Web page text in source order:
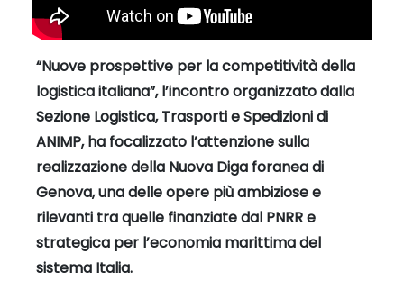
“Nuove prospettive per la competitività della
logistica italiana”, l’incontro organizzato dalla
Sezione Logistica, Trasporti e Spedizioni di
ANIMP, ha focalizzato l’attenzione sulla
realizzazione della Nuova Diga foranea di
Genova, una delle opere più ambiziose e
rilevanti tra quelle finanziate dal PNRR e
strategica per l’economia marittima del
sistema Italia.